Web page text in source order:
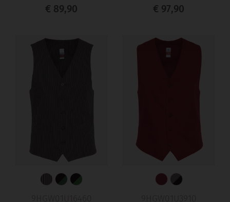
€ 89,90 € 97,90